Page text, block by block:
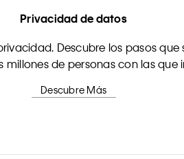
Privacidad de datos
Descubre los pasos
de personas con las que
Descubre Más